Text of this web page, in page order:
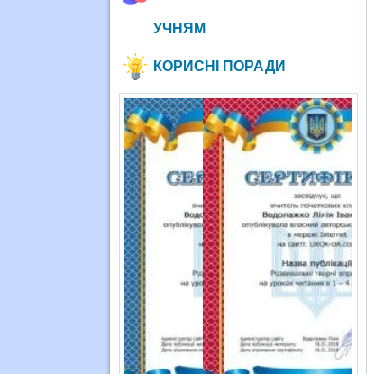
УЧНЯМ
КОРИСНІ ПОРАДИ